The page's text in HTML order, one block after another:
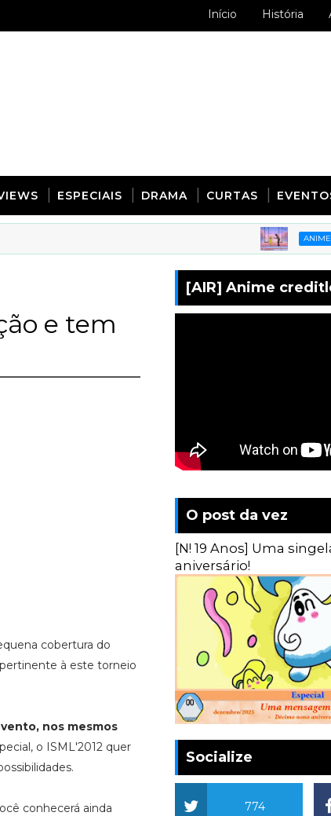
Início História
ESPECIAIS DRAMA CURTAS
ANIMECOTE
e tem
cobertura do
à este torneio
nos mesmos
o ISML'2012 quer
conhecerá ainda
[AIR] Anime
O post da vez
[N! 19 Anos] Uma
aniversário!
Socialize
774